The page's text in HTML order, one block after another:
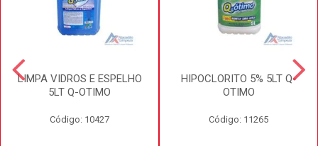
LIMPA VIDROS E ESPELHO
5LT Q-OTIMO
Código: 10427
HIPOCLORITO 5% 5LT Q-
OTIMO
Código: 11265